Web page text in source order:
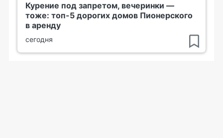
Курение под запретом, вечеринки —
тоже: топ-5 дорогих домов Пионерского
в аренду
сегодня